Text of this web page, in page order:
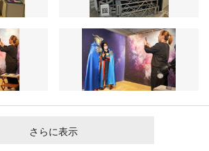
さらに表示